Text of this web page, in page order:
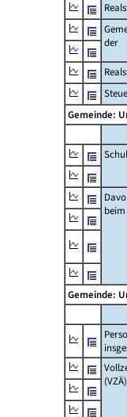
der
Gemeinde:
beim
Gemeinde:
(VZÄ)